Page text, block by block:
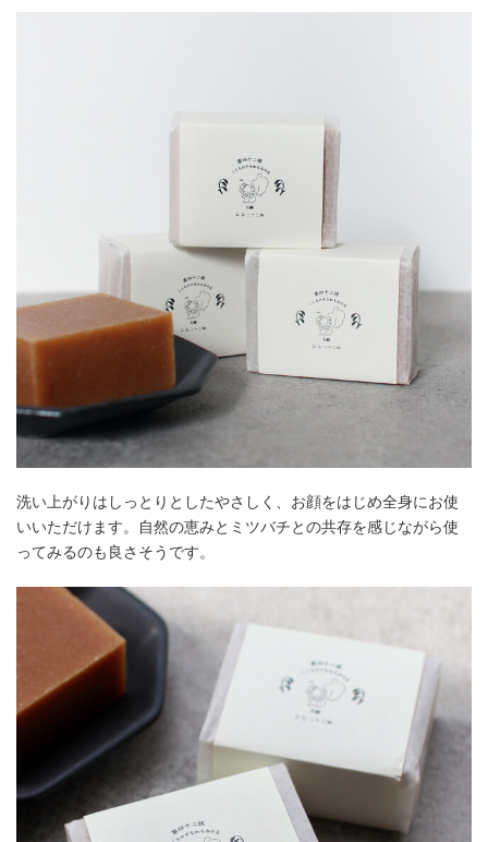
洗い上がりはしっとりとしたやさしく、お顔をはじめ全身にお使
いいただけます。自然の恵みとミツバチとの共存を感じながら使
ってみるのも良さそうです。